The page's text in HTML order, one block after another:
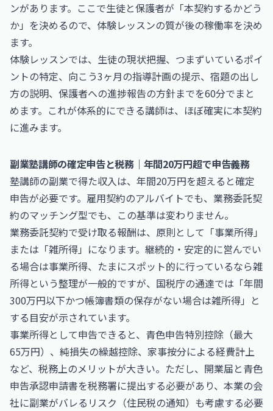
ンがあります。ここで生徒と保護者が「本契約するかどう
か」を決めるので、体験レッスンの質が後の稼働率を決め
ます。
体験レッスンでは、生徒の現状把握、つまずいているポイ
ントの特定、向こう3ヶ月の指導計画の提示、宿題の出し
方の説明、保護者への進捗報告の方針までを60分でまと
めます。これが体系的にできる講師は、ほぼ確実に本契約
に進みます。
副業塾講師の確定申告と税務｜年間20万円超で申告義務
塾講師の副業で得た収入は、年間20万円を超えると確定
申告が必要です。雇用契約のアルバイトでも、業務委託契
約のマッチング型でも、この基準は変わりません。
業務委託契約で受け取る報酬は、原則として「事業所得」
または「雑所得」になります。継続的・安定的に営んでい
る場合は事業所得、たまにスポット的に行っているなら雑
所得という整理が一般的ですが、国税庁の通達では「年間
300万円以下かつ帳簿書類の保存がない場合は雑所得」と
する目安が示されています。
事業所得として申告できると、青色申告特別控除（最大
65万円）、純損失の繰越控除、家事按分による経費計上
など、税務上のメリットが大きい。ただし、開業届と青色
申告承認申請書を税務署に提出する必要があり、本業の会
社に副業がバレるリスク（住民税の通知）も考慮する必要